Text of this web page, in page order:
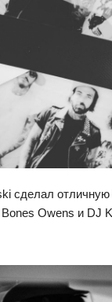
сделал отличную
Owens и DJ